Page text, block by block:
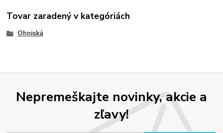
Tovar zaradený v kategóriách
Ohniská
Nepremeškajte novinky, akcie a
zľavy!